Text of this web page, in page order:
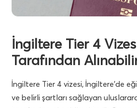
İngiltere Tier 4
Tarafından
İngiltere Tier 4 vizesi, İngiltere’de
ve belirli şartları sağlayan